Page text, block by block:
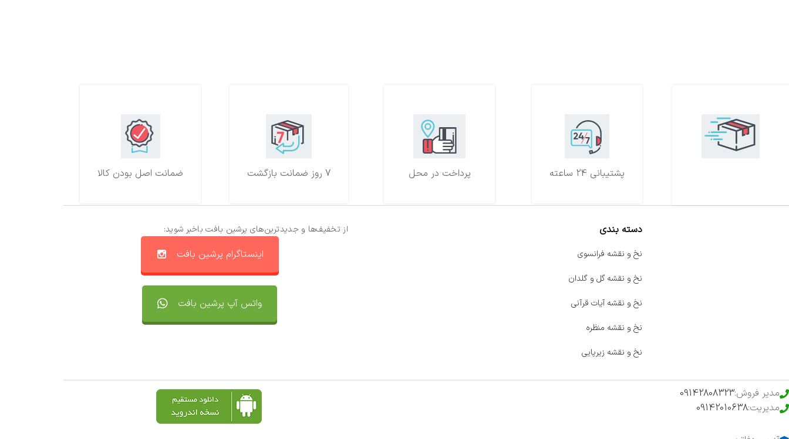
ضمانت اصل بودن کالا 7 روز ضمانت بازگشت پرداخت در محل پشتیبانی 24 ساعته
از تخفیف‌ها و جدیدترین‌های پرشین بافت باخبر شوید:
اینستاگرام پرشین بافت
واتس آپ پرشین بافت
دسته بندی
نخ و نقشه فرانسوی
نخ و نقشه گل و گلدان
نخ و نقشه آیات قرآنی
نخ و نقشه منظره
نخ و نقشه زیرپایی
مدیر فروش:09142808323
مدیریت:09142010638